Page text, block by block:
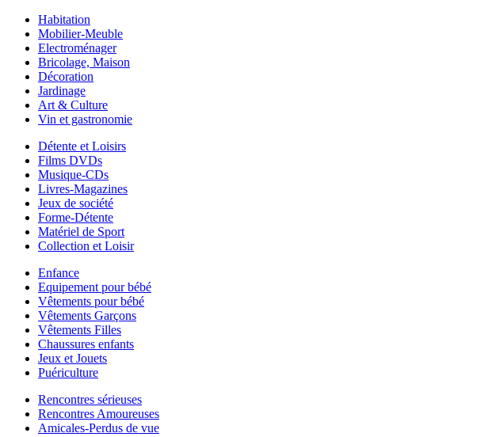
Habitation
Mobilier-Meuble
Electroménager
Bricolage, Maison
Décoration
Jardinage
Art & Culture
Vin et gastronomie
Détente et Loisirs
Films DVDs
Musique-CDs
Livres-Magazines
Jeux de société
Forme-Détente
Matériel de Sport
Collection et Loisir
Enfance
Equipement pour bébé
Vêtements pour bébé
Vêtements Garçons
Vêtements Filles
Chaussures enfants
Jeux et Jouets
Puériculture
Rencontres sérieuses
Rencontres Amoureuses
Amicales-Perdus de vue